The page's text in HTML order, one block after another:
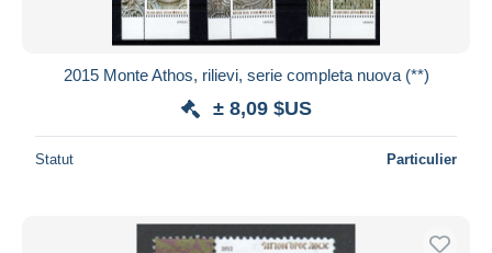
2015 Monte Athos, rilievi, serie completa nuova (**)
± 8,09 $US
Statut Particulier